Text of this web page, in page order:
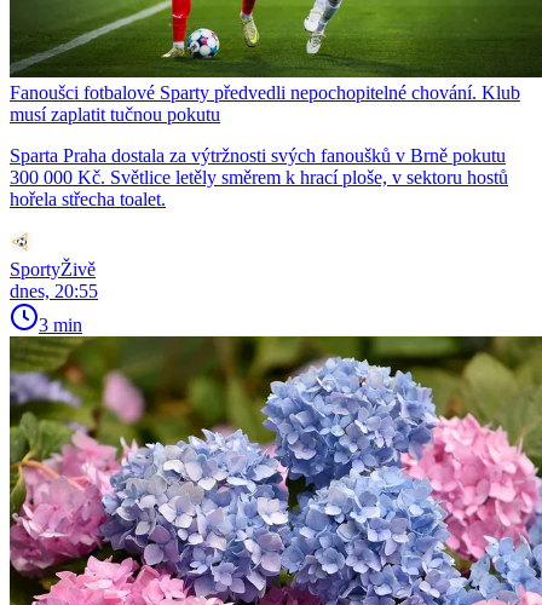
Fanoušci fotbalové Sparty předvedli nepochopitelné chování. Klub
musí zaplatit tučnou pokutu
Sparta Praha dostala za výtržnosti svých fanoušků v Brně pokutu
300 000 Kč. Světlice letěly směrem k hrací ploše, v sektoru hostů
hořela střecha toalet.
SportyŽivě
dnes, 20:55
3 min